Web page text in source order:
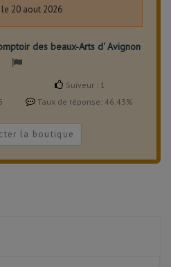
20 aout 2026
des beaux-Arts d' Avignon
Suiveur : 1
Taux de réponse: 46.43%
la boutique